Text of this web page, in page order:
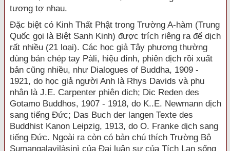
tương tợ nhau.
Đặc biệt có Kinh Thất Phật trong Trường A-hàm (Trung
Quốc gọi là Biệt Sanh Kinh) được trích riêng ra để dịch
rất nhiều (21 loại). Các học giả Tây phương thường
dùng bản chép tay Pàli, hiệu đính, phiên dịch rồi xuất
bản cũng nhiều, như Dialogues of Buddha, 1909 -
1921, do học giả người Anh là Rhys Davids và phu
nhân là J.E. Carpenter phiên dịch; Dic Reden des
Gotamo Buddhos, 1907 - 1918, do K..E. Newmann dịch
sang tiếng Đức; Das Buch der langen Texte des
Buddhist Kanon Leipzig, 1913, do O. Franke dịch sang
tiếng Đức. Ngoài ra còn có bản chú thích Trường Bộ
Sumangalavilàsinì của Đại luận sư của Tích Lan sống